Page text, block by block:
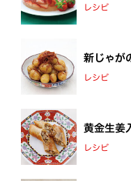
レシピ
新じゃが
レシピ
黄金生姜
レシピ